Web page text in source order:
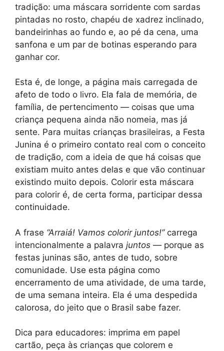
tradição: uma máscara sorridente com sardas
pintadas no rosto, chapéu de xadrez inclinado,
bandeirinhas ao fundo e, ao pé da cena, uma
sanfona e um par de botinas esperando para
ganhar cor.
Esta é, de longe, a página mais carregada de
afeto de todo o livro. Ela fala de memória, de
família, de pertencimento — coisas que uma
criança pequena ainda não nomeia, mas já
sente. Para muitas crianças brasileiras, a Festa
Junina é o primeiro contato real com o conceito
de tradição, com a ideia de que há coisas que
existiam muito antes delas e que vão continuar
existindo muito depois. Colorir esta máscara
para colorir é, de certa forma, participar dessa
continuidade.
A frase “Arraiá! Vamos colorir juntos!”carrega
intencionalmente a palavra juntos — porque as
festas juninas são, antes de tudo, sobre
comunidade. Use esta página como
encerramento de uma atividade, de uma tarde,
de uma semana inteira. Ela é uma despedida
calorosa, do jeito que o Brasil sabe fazer.
Dica para educadores: imprima em papel
cartão, peça às crianças que colorem e